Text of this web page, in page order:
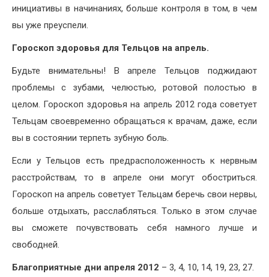
инициативы в начинаниях, больше контроля в том, в чем
вы уже преуспели.
Гороскоп здоровья для Тельцов на апрель.
Будьте внимательны! В апреле Тельцов поджидают
проблемы с зубами, челюстью, ротовой полостью в
целом. Гороскоп здоровья на апрель 2012 года советует
Тельцам своевременно обращаться к врачам, даже, если
вы в состоянии терпеть зубную боль.
Если у Тельцов есть предрасположенность к нервным
расстройствам, то в апреле они могут обостриться.
Гороскоп на апрель советует Тельцам беречь свои нервы,
больше отдыхать, расслабляться. Только в этом случае
вы сможете почувствовать себя намного лучше и
свободней.
Благоприятные дни апреля 2012 – 3, 4, 10, 14, 19, 23, 27.